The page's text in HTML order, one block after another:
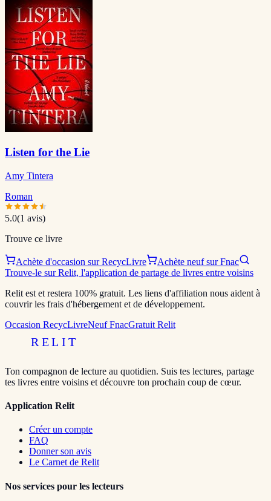
Listen for the Lie
Amy Tintera
Roman
5.0(1 avis)
Trouve ce livre
Achète d'occasion sur RecycLivre
Achète neuf sur Fnac
Trouve-le sur Relit, l'application de partage de livres entre voisins
Relit est et restera 100% gratuit. Les liens d'affiliation nous aident à
couvrir les frais d'hébergement et de développement.
Occasion RecycLivreNeuf FnacGratuit Relit
RELIT
Ton compagnon de lecture au quotidien. Suis tes lectures, partage
tes livres entre voisins et découvre ton prochain coup de cœur.
Application Relit
Créer un compte
FAQ
Donner son avis
Le Carnet de Relit
Nos services pour les lecteurs